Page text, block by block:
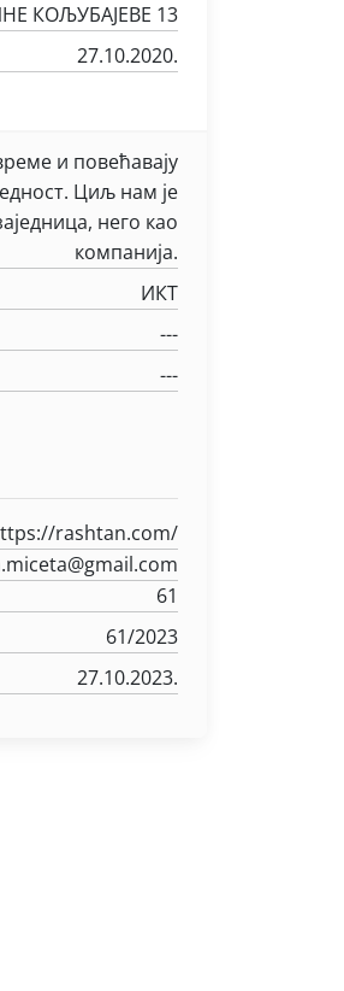
КОЉУБАЈЕВЕ 13
27.10.2020.
и повећавају
Циљ нам је
него као
компанија.
ИКТ
---
---
rashtan.com/
61
61/2023
27.10.2023.